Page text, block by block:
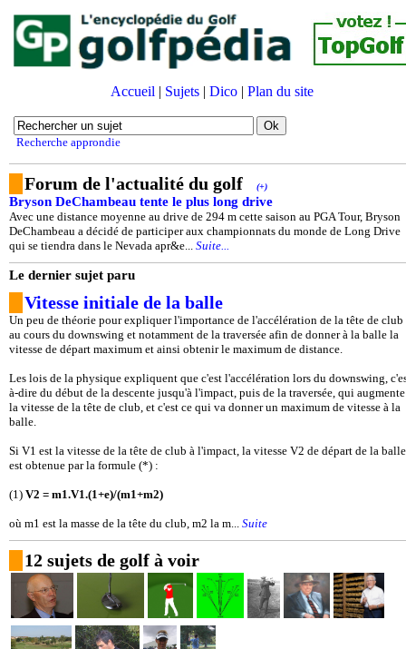
Accueil | Sujets | Dico | Plan du site
Recherche approndie
Forum de l'actualité du golf (+)
Bryson DeChambeau tente le plus long drive
Avec une distance moyenne au drive de 294 m cette saison au PGA Tour, Bryson
DeChambeau a décidé de participer aux championnats du monde de Long Drive
qui se tiendra dans le Nevada apr&e... Suite...
Le dernier sujet paru
Vitesse initiale de la balle
Un peu de théorie pour expliquer l'importance de l'accélération de la tête de club
au cours du downswing et notamment de la traversée afin de donner à la balle la
vitesse de départ maximum et ainsi obtenir le maximum de distance.
Les lois de la physique expliquent que c'est l'accélération lors du downswing,
à-dire du début de la descente jusqu'à l'impact, puis de la traversée, qui augmente
la vitesse de la tête de club, et c'est ce qui va donner un maximum de vitesse à la
balle.
Si V1 est la vitesse de la tête de club à l'impact, la vitesse V2 de départ de la balle
est obtenue par la formule (*) :
(1) V2 = m1.V1.(1+e)/(m1+m2)
où m1 est la masse de la tête du club, m2 la m... Suite
12 sujets de golf à voir